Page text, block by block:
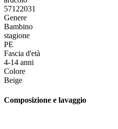
57122031
Genere
Bambino
stagione
PE
Fascia d'età
4-14 anni
Colore
Beige
Composizione e lavaggio